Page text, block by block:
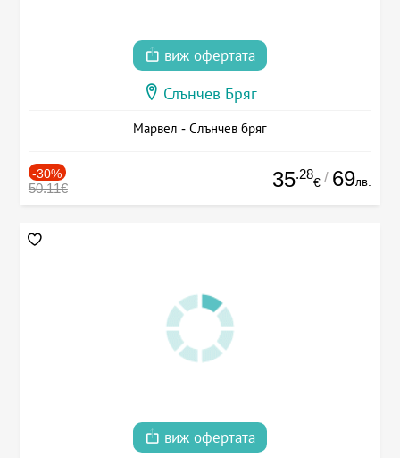
виж офертата
Слънчев Бряг
Марвел - Слънчев бряг
-30%
50.11€ 35.28
€ / 69лв.
виж офертата